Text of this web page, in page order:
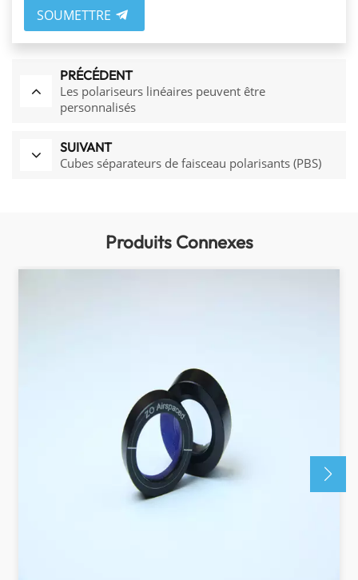
SOUMETTRE
PRÉCÉDENT
Les polariseurs linéaires peuvent être
personnalisés
SUIVANT
Cubes séparateurs de faisceau polarisants (PBS)
Produits Connexes